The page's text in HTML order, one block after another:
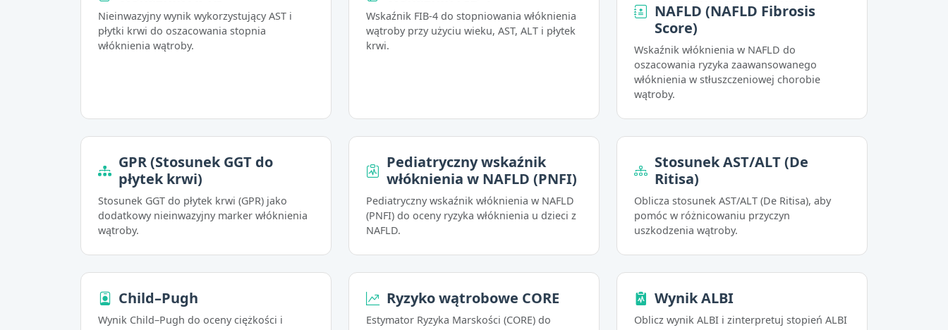
Nieinwazyjny wynik wykorzystujący AST i
płytki krwi do oszacowania stopnia
włóknienia wątroby.
Wskaźnik FIB-4 do stopniowania włóknienia
wątroby przy użyciu wieku, AST, ALT i płytek
krwi.
NAFLD (NAFLD Fibrosis
Score)
Wskaźnik włóknienia w NAFLD do
oszacowania ryzyka zaawansowanego
włóknienia w stłuszczeniowej chorobie
wątroby.
GPR (Stosunek GGT do
płytek krwi)
Stosunek GGT do płytek krwi (GPR) jako
dodatkowy nieinwazyjny marker włóknienia
wątroby.
Pediatryczny wskaźnik
włóknienia w NAFLD (PNFI)
Pediatryczny wskaźnik włóknienia w NAFLD
(PNFI) do oceny ryzyka włóknienia u dzieci z
NAFLD.
Stosunek AST/ALT (De
Ritisa)
Oblicza stosunek AST/ALT (De Ritisa), aby
pomóc w różnicowaniu przyczyn
uszkodzenia wątroby.
Child–Pugh
Wynik Child–Pugh do oceny ciężkości i
Ryzyko wątrobowe CORE
Estymator Ryzyka Marskości (CORE) do
Wynik ALBI
Oblicz wynik ALBI i zinterpretuj stopień ALBI